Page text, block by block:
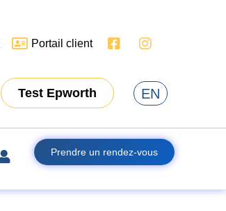
Portail client
Test Epworth EN
Prendre un rendez-vous